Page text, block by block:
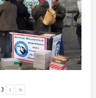
3 › »